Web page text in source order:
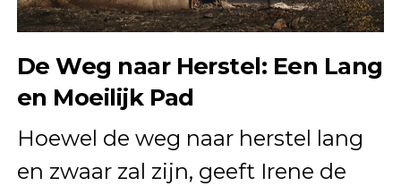
De Weg naar Herstel: Een Lang
en Moeilijk Pad
Hoewel de weg naar herstel lang
en zwaar zal zijn, geeft Irene de